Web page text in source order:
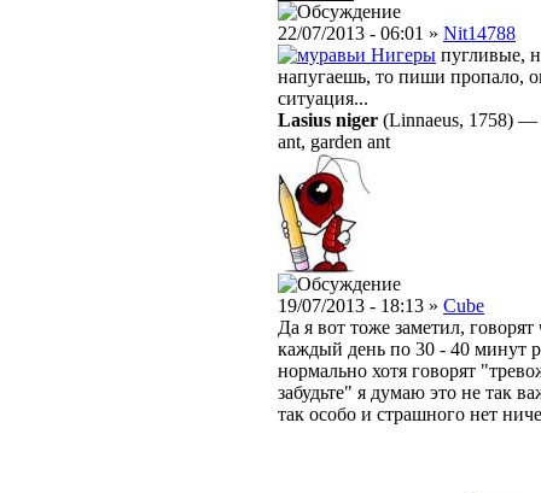
22/07/2013 - 06:01 » Nit14788
Нигеры пугливые,
напугаешь, то пиши пропало,
ситуация...
Lasius niger (Linnaeus, 1758) —
ant, garden ant
19/07/2013 - 18:13 » Cube
Да я вот тоже заметил,
каждый день по 30 - 40 минут
нормально хотя говорят
забудьте" я думаю это не так
так особо и страшного нет